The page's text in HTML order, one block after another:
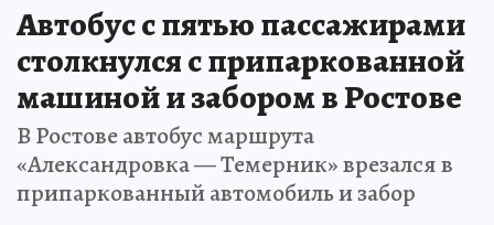
Автобус с пятью пассажирами
столкнулся с припаркованной
машиной и забором в Ростове
В Ростове автобус маршрута
«Александровка — Темерник» врезался в
припаркованный автомобиль и забор